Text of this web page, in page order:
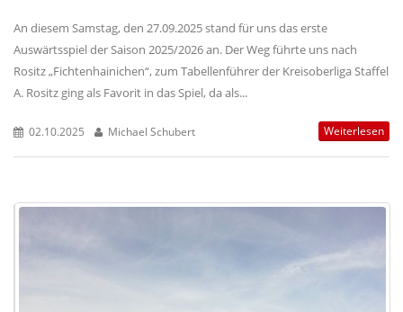
An diesem Samstag, den 27.09.2025 stand für uns das erste
Auswärtsspiel der Saison 2025/2026 an. Der Weg führte uns nach
Rositz „Fichtenhainichen“, zum Tabellenführer der Kreisoberliga Staffel
A. Rositz ging als Favorit in das Spiel, da als...
02.10.2025 Michael Schubert Weiterlesen